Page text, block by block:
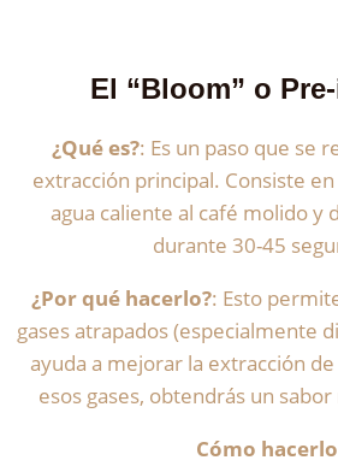
El “Bloom” o
¿Qué es?: Es un paso que se
extracción principal. Consiste
agua caliente al café molido y
durante 30-45
¿Por qué hacerlo?: Esto
gases atrapados (especialmente
ayuda a mejorar la extracción
esos gases, obtendrás un
Cómo hacerlo